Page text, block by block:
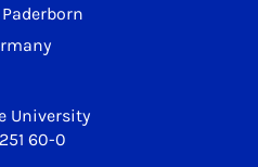
University
60-0